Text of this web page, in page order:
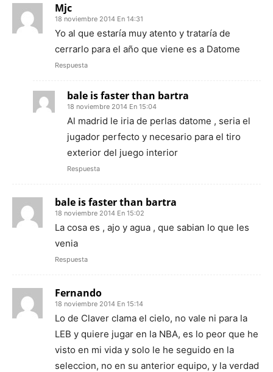
Mjc
18 noviembre 2014 En 14:31
Yo al que estaría muy atento y trataría de
cerrarlo para el año que viene es a Datome
Respuesta
bale is faster than bartra
18 noviembre 2014 En 15:04
Al madrid le iria de perlas datome , seria el
jugador perfecto y necesario para el tiro
exterior del juego interior
Respuesta
bale is faster than bartra
18 noviembre 2014 En 15:02
La cosa es , ajo y agua , que sabian lo que les
venia
Respuesta
Fernando
18 noviembre 2014 En 15:14
Lo de Claver clama el cielo, no vale ni para la
LEB y quiere jugar en la NBA, es lo peor que he
visto en mi vida y solo le he seguido en la
seleccion, no en su anterior equipo, y la verdad